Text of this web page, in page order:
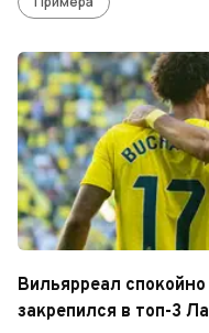
Вильярреал
закрепился в топ-3